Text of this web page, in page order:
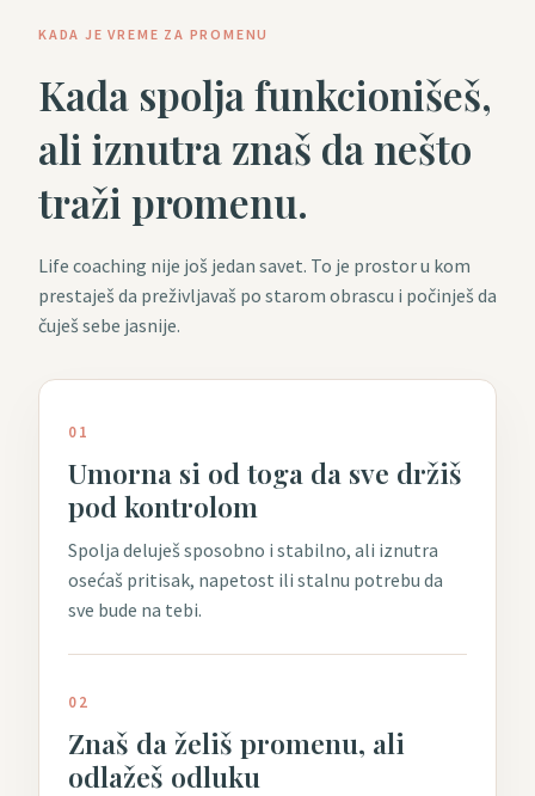
KADA JE VREME ZA PROMENU
Kada spolja funkcionišeš,
ali iznutra znaš da nešto
traži promenu.
Life coaching nije još jedan savet. To je prostor u kom
prestaješ da preživljavaš po starom obrascu i počinješ da
čuješ sebe jasnije.
01
Umorna si od toga da sve držiš
pod kontrolom
Spolja deluješ sposobno i stabilno, ali iznutra
osećaš pritisak, napetost ili stalnu potrebu da
sve bude na tebi.
02
Znaš da želiš promenu, ali
odlažeš odluku